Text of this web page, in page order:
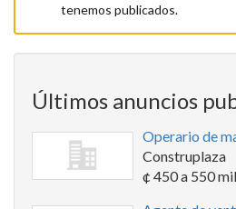
tenemos publicados.
Últimos anuncios
Operario de
Construplaza
¢ 450 a 550 mil